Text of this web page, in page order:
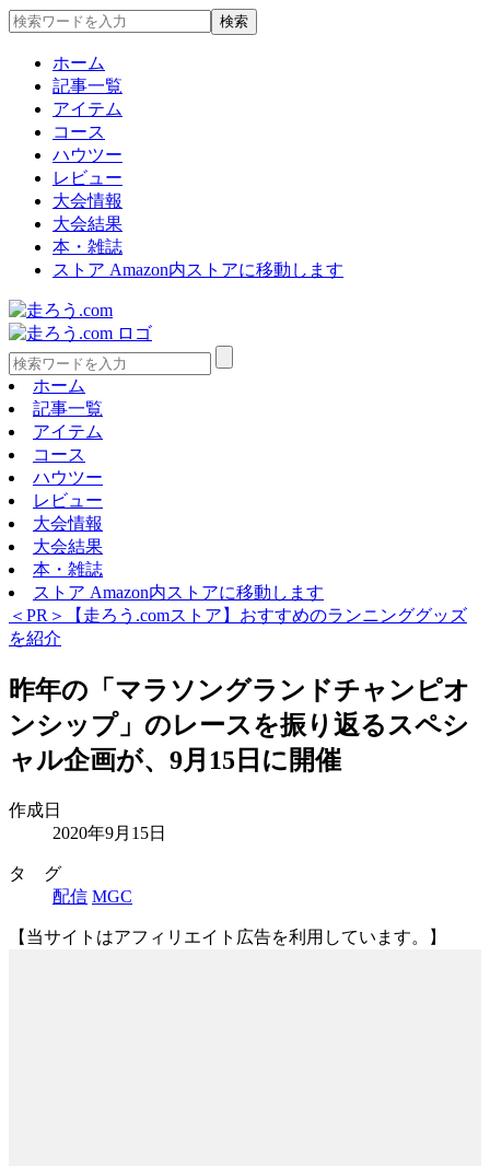
ホーム
記事一覧
アイテム
コース
ハウツー
レビュー
大会情報
大会結果
本・雑誌
ストア Amazon内ストアに移動します
ホーム
記事一覧
アイテム
コース
ハウツー
レビュー
大会情報
大会結果
本・雑誌
ストア Amazon内ストアに移動します
＜PR＞【走ろう.comストア】おすすめのランニンググッズ
を紹介
昨年の「マラソングランドチャンピオ
ンシップ」のレースを振り返るスペシ
ャル企画が、9月15日に開催
作成日
2020年9月15日
タ グ
配信 MGC
【当サイトはアフィリエイト広告を利用しています。】